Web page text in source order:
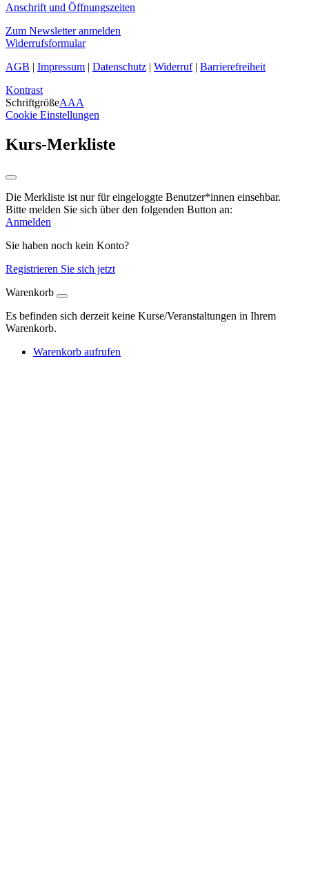
Anschrift und Öffnungszeiten
Zum Newsletter anmelden
Widerrufsformular
AGB | Impressum | Datenschutz | Widerruf| Barrierefreiheit
Kontrast
SchriftgrößeAAA
Cookie Einstellungen
Kurs-Merkliste
Die Merkliste ist nur für eingeloggte Benutzer*innen einsehbar.
Bitte melden Sie sich über den folgenden Button an:
Anmelden
Sie haben noch kein Konto?
Registrieren Sie sich jetzt
Warenkorb
Es befinden sich derzeit keine Kurse/Veranstaltungen in Ihrem
Warenkorb.
Warenkorb aufrufen